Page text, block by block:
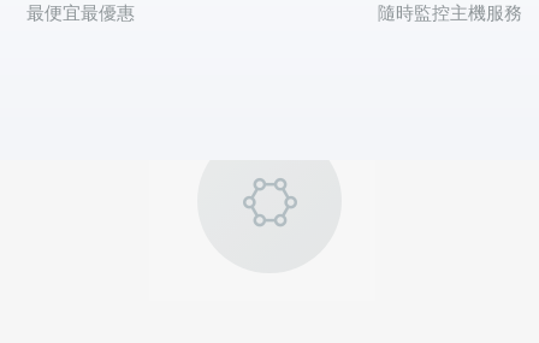
最便宜最優惠
隨時監控主機服務